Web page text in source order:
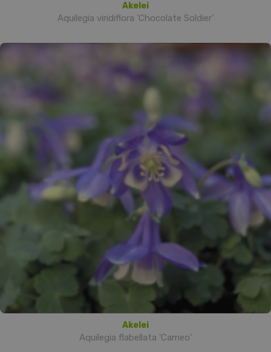
Akelei
Aquilegia viridiflora 'Chocolate Soldier'
Akelei
Aquilegia flabellata 'Cameo'